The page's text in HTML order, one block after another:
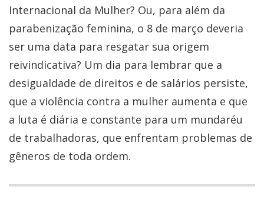
Internacional da Mulher? Ou, para além da
parabenização feminina, o 8 de março deveria
ser uma data para resgatar sua origem
reivindicativa? Um dia para lembrar que a
desigualdade de direitos e de salários persiste,
que a violência contra a mulher aumenta e que
a luta é diária e constante para um mundaréu
de trabalhadoras, que enfrentam problemas de
gêneros de toda ordem.